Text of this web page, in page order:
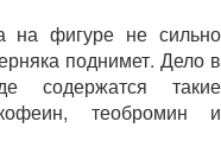
на фигуре не сильно
поднимет. Дело в
содержатся такие
теобромин и